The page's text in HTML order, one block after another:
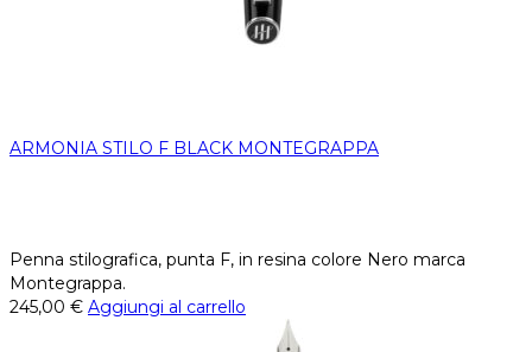
ARMONIA STILO F BLACK MONTEGRAPPA
Penna stilografica, punta F, in resina colore Nero marca
Montegrappa.
245,00 € Aggiungi al carrello